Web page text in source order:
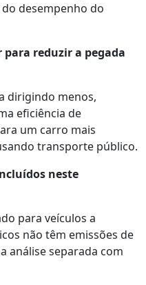
desempenho do
para reduzir a pegada
dirigindo menos,
eficiência de
um carro mais
transporte público.
neste
para veículos a
não têm emissões de
análise separada com